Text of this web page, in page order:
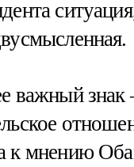
важный
к мнению